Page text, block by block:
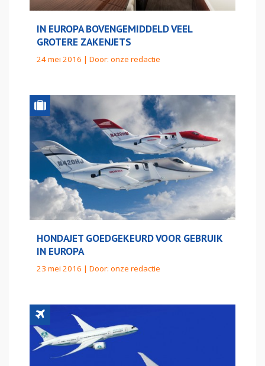
IN EUROPA BOVENGEMIDDELD VEEL
GROTERE ZAKENJETS
24 mei 2016 | Door: onze redactie
HONDAJET GOEDGEKEURD VOOR GEBRUIK
IN EUROPA
23 mei 2016 | Door: onze redactie